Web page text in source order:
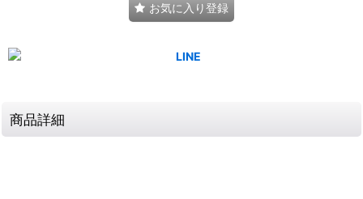
お気に入り登録
商品詳細